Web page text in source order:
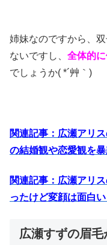
姉妹なのですから、
ないですし、 全体的
でしょうか( *´艸｀)
関連記事：広瀬アリ
の結婚観や恋愛観を暴
関連記事：広瀬アリ
ったけど変顔は面白い
広瀬すずの眉毛